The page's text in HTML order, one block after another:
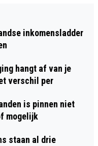
inkomensladder
hangt af van je
verschil per
is pinnen niet
mogelijk
staan al drie